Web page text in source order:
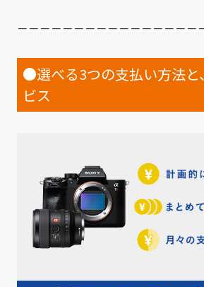
－－－－－－－－－－－－－－－－
●選べる3つの支払い方法と
ビス